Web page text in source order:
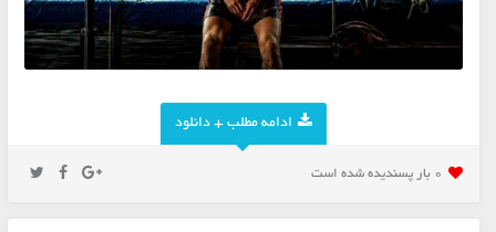
ادامه مطلب + دانلود
0 بار پسنديده شده است